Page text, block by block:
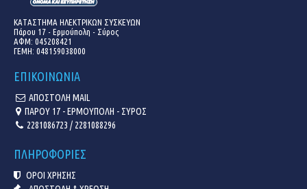
ΚΑΤΑΣΤΗΜΑ ΗΛΕΚΤΡΙΚΩΝ ΣΥΣΚΕΥΩΝ
Πάρου 17 - Ερμούπολη - Σύρος
ΑΦΜ: 045208421
ΓΕΜΗ: 048159038000
ΕΠΙΚΟΙΝΩΝΙΑ
ΑΠΟΣΤΟΛΗ MAIL
ΠΑΡΟΥ 17 - ΕΡΜΟΥΠΟΛΗ - ΣΥΡΟΣ
2281086723 / 2281088296
ΠΛΗΡΟΦΟΡΙΕΣ
ΟΡΟΙ ΧΡΗΣΗΣ